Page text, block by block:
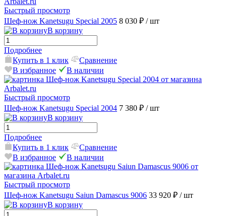
Быстрый просмотр
Шеф-нож Kanetsugu Special 2005 8 030 ₽ / шт
В корзину
Подробнее
Купить в 1 клик
Сравнение
В избранное
В наличии
Быстрый просмотр
Шеф-нож Kanetsugu Special 2004 7 380 ₽ / шт
В корзину
Подробнее
Купить в 1 клик
Сравнение
В избранное
В наличии
Быстрый просмотр
Шеф-нож Kanetsugu Saiun Damascus 9006 33 920 ₽ / шт
В корзину